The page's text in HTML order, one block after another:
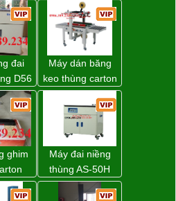
đai
D56
Máy dán băng
keo thùng carton
WP-5050RL
chính hãng
ghim
giá
Máy đai niềng
thùng AS-50H
Wellpack